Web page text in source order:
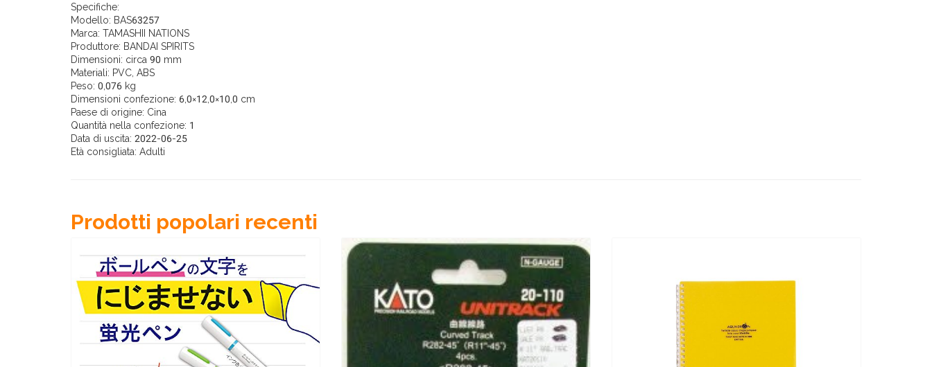
Specifiche:
Modello: BAS63257
Marca: TAMASHII NATIONS
Produttore: BANDAI SPIRITS
Dimensioni: circa 90 mm
Materiali: PVC, ABS
Peso: 0,076 kg
Dimensioni confezione: 6,0×12,0×10,0 cm
Paese di origine: Cina
Quantità nella confezione: 1
Data di uscita: 2022-06-25
Età consigliata: Adulti
Prodotti popolari recenti